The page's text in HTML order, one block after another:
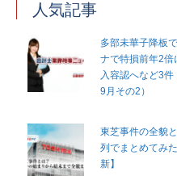
人気記事
多部未華子降板
ナで特損前年2倍
入容認へなど3
9月その2）
東芝事件の全貌
列でまとめてみ
新】